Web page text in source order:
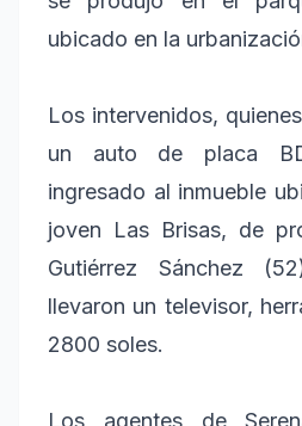
ubicado en la
Los intervenidos,
un auto de placa
ingresado al inmueble
joven Las Brisas, de
Gutiérrez Sánchez
llevaron un televisor,
2800 soles.